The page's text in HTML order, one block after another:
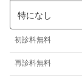
特になし
初診料無料
再診料無料